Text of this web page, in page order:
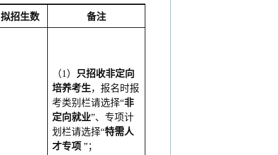
拟招生数 备注
（1）
只招收非定向
培养考生，报名时报
考类别栏请选择“非
定向就业”、专项计
划栏请选择“特需人
才专项 ”；